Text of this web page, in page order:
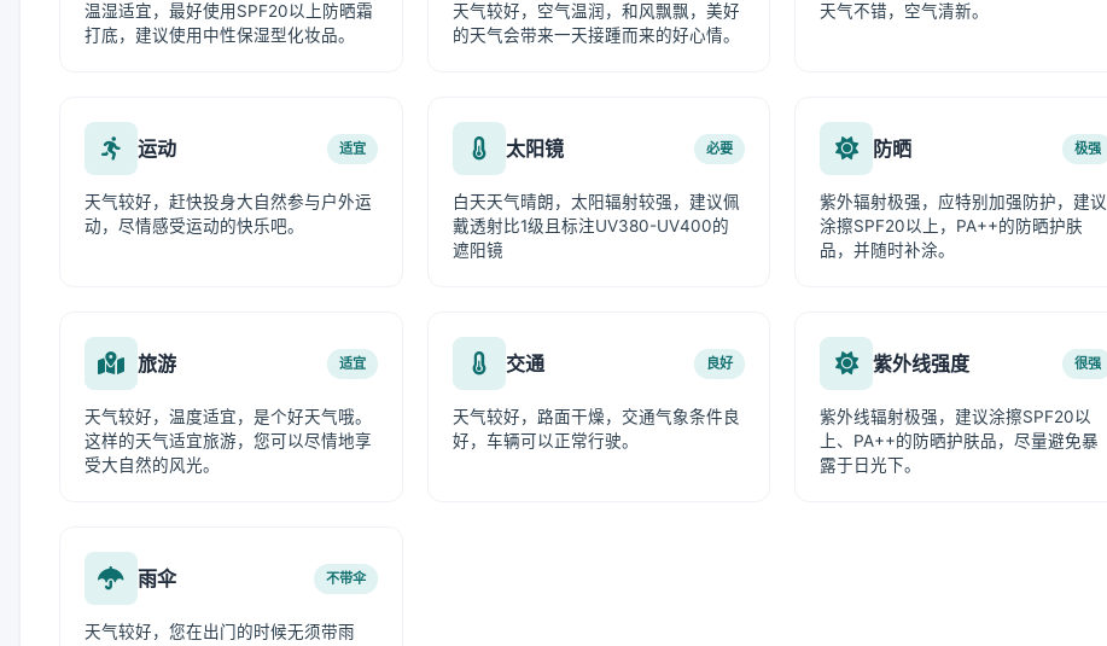
温湿适宜，最好使用SPF20以上防晒霜
打底，建议使用中性保湿型化妆品。
天气较好，空气温润，和风飘飘，美好
的天气会带来一天接踵而来的好心情。
天气不错，空气清新。
运动 适宜
天气较好，赶快投身大自然参与户外运
动，尽情感受运动的快乐吧。
太阳镜 必要
白天天气晴朗，太阳辐射较强，建议佩
戴透射比1级且标注UV380-UV400的
遮阳镜
防晒 极强
紫外辐射极强，应特别加强防护，建议
涂擦SPF20以上，PA++的防晒护肤
品，并随时补涂。
旅游 适宜
天气较好，温度适宜，是个好天气哦。
这样的天气适宜旅游，您可以尽情地享
受大自然的风光。
交通 良好
天气较好，路面干燥，交通气象条件良
好，车辆可以正常行驶。
紫外线强度 很强
紫外线辐射极强，建议涂擦SPF20以
上、PA++的防晒护肤品，尽量避免暴
露于日光下。
雨伞 不带伞
天气较好，您在出门的时候无须带雨